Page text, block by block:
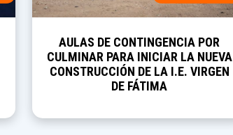
AULAS DE CONTINGENCIA POR
CULMINAR PARA INICIAR LA NUEVA
CONSTRUCCIÓN DE LA I.E. VIRGEN
DE FÁTIMA